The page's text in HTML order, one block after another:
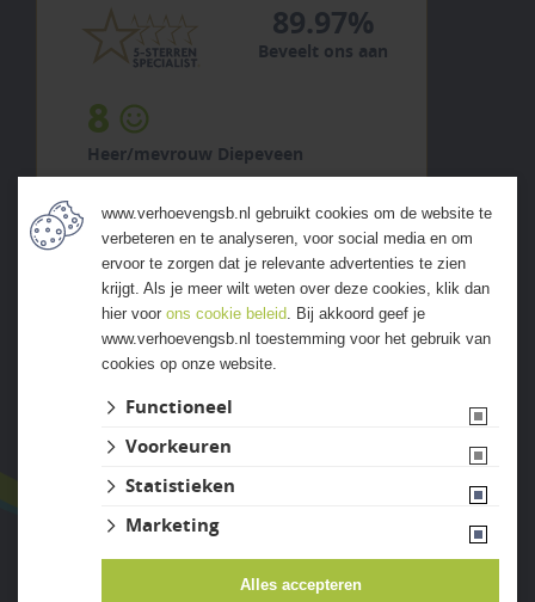
89.97%
Beveelt ons aan
8
Heer/mevrouw Diepeveen
"Ruim assortiment en fijn
geholpen."
previous next
www.verhoevengsb.nl gebruikt cookies om de website te
verbeteren en te analyseren, voor social media en om
ervoor te zorgen dat je relevante advertenties te zien
krijgt. Als je meer wilt weten over deze cookies, klik dan
hier voor ons cookie beleid. Bij akkoord geef je
www.verhoevengsb.nl toestemming voor het gebruik van
cookies op onze website.
Functioneel
Voorkeuren
Statistieken
Marketing
Alles accepteren